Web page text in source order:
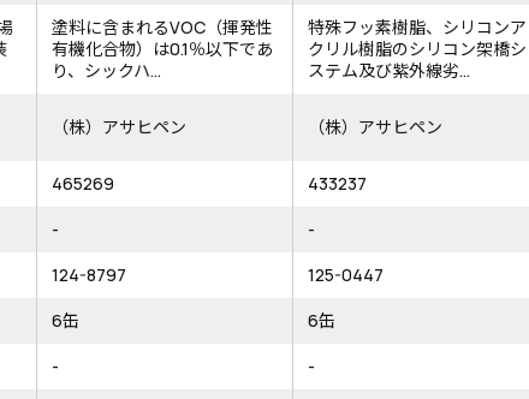
塗料に含まれるVOC（揮発性
有機化合物）は0.1％以下であ
り、シックハ...
特殊フッ素樹脂、シリコンア
クリル樹脂のシリコン架橋シ
ステム及び紫外線劣...
（株）アサヒペン （株）アサヒペン
465269 433237
- -
124-8797 125-0447
6缶 6缶
- -